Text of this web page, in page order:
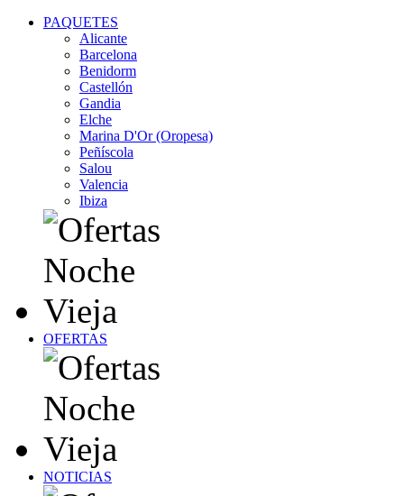
PAQUETES
Alicante
Barcelona
Benidorm
Castellón
Gandia
Elche
Marina D'Or (Oropesa)
Peñíscola
Salou
Valencia
Ibiza
OFERTAS
NOTICIAS